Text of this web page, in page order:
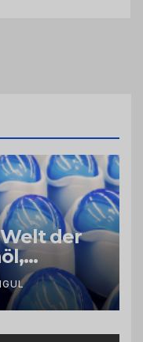
der
und
von
Anbietern